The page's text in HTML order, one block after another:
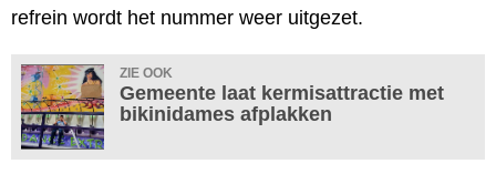
refrein wordt het nummer weer uitgezet.
ZIE OOK
Gemeente laat kermisattractie met
bikinidames afplakken